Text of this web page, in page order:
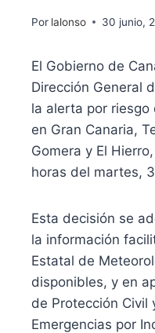
Por lalonso 30 junio,
El Gobierno de
Dirección General
la alerta por
en Gran Canaria,
Gomera y El
horas del martes,
Esta decisión se
la información
Estatal de
disponibles, y en
de Protección Civil
Emergencias por